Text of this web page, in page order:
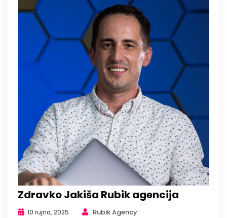
Zdravko Jakiša Rubik agencija
10 rujna, 2025 Rubik Agency